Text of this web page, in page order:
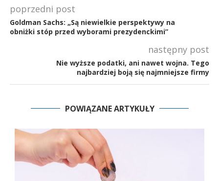
poprzedni post
Goldman Sachs: „Są niewielkie perspektywy na
obniżki stóp przed wyborami prezydenckimi”
następny post
Nie wyższe podatki, ani nawet wojna. Tego
najbardziej boją się najmniejsze firmy
POWIĄZANE ARTYKUŁY